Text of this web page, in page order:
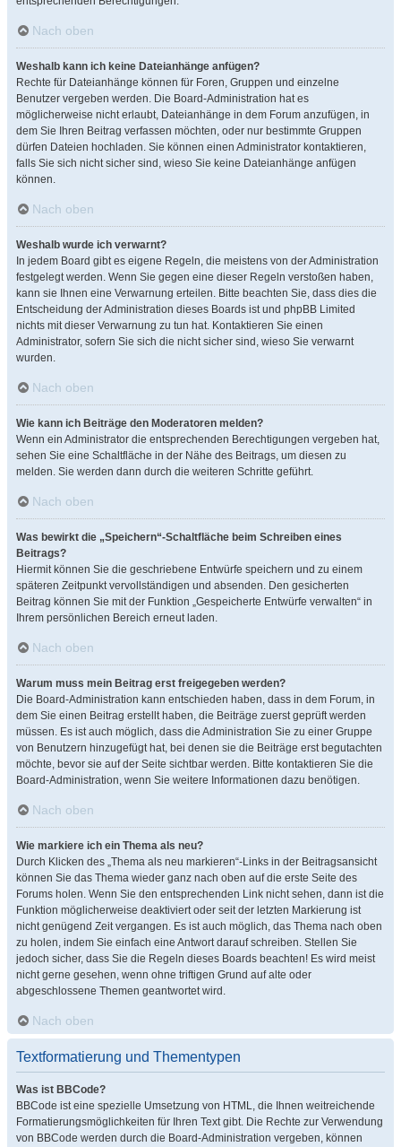
Nach oben
Weshalb kann ich keine Dateianhänge anfügen?
Rechte für Dateianhänge können für Foren, Gruppen und einzelne
Benutzer vergeben werden. Die Board-Administration hat es
möglicherweise nicht erlaubt, Dateianhänge in dem Forum anzufügen, in
dem Sie Ihren Beitrag verfassen möchten, oder nur bestimmte Gruppen
dürfen Dateien hochladen. Sie können einen Administrator kontaktieren,
falls Sie sich nicht sicher sind, wieso Sie keine Dateianhänge anfügen
können.
Nach oben
Weshalb wurde ich verwarnt?
In jedem Board gibt es eigene Regeln, die meistens von der Administration
festgelegt werden. Wenn Sie gegen eine dieser Regeln verstoßen haben,
kann sie Ihnen eine Verwarnung erteilen. Bitte beachten Sie, dass dies die
Entscheidung der Administration dieses Boards ist und phpBB Limited
nichts mit dieser Verwarnung zu tun hat. Kontaktieren Sie einen
Administrator, sofern Sie sich die nicht sicher sind, wieso Sie verwarnt
wurden.
Nach oben
Wie kann ich Beiträge den Moderatoren melden?
Wenn ein Administrator die entsprechenden Berechtigungen vergeben hat,
sehen Sie eine Schaltfläche in der Nähe des Beitrags, um diesen zu
melden. Sie werden dann durch die weiteren Schritte geführt.
Nach oben
Was bewirkt die „Speichern“-Schaltfläche beim Schreiben eines
Beitrags?
Hiermit können Sie die geschriebene Entwürfe speichern und zu einem
späteren Zeitpunkt vervollständigen und absenden. Den gesicherten
Beitrag können Sie mit der Funktion „Gespeicherte Entwürfe verwalten“ in
Ihrem persönlichen Bereich erneut laden.
Nach oben
Warum muss mein Beitrag erst freigegeben werden?
Die Board-Administration kann entschieden haben, dass in dem Forum, in
dem Sie einen Beitrag erstellt haben, die Beiträge zuerst geprüft werden
müssen. Es ist auch möglich, dass die Administration Sie zu einer Gruppe
von Benutzern hinzugefügt hat, bei denen sie die Beiträge erst begutachten
möchte, bevor sie auf der Seite sichtbar werden. Bitte kontaktieren Sie die
Board-Administration, wenn Sie weitere Informationen dazu benötigen.
Nach oben
Wie markiere ich ein Thema als neu?
Durch Klicken des „Thema als neu markieren“-Links in der Beitragsansicht
können Sie das Thema wieder ganz nach oben auf die erste Seite des
Forums holen. Wenn Sie den entsprechenden Link nicht sehen, dann ist die
Funktion möglicherweise deaktiviert oder seit der letzten Markierung ist
nicht genügend Zeit vergangen. Es ist auch möglich, das Thema nach oben
zu holen, indem Sie einfach eine Antwort darauf schreiben. Stellen Sie
jedoch sicher, dass Sie die Regeln dieses Boards beachten! Es wird meist
nicht gerne gesehen, wenn ohne triftigen Grund auf alte oder
abgeschlossene Themen geantwortet wird.
Nach oben
Textformatierung und Thementypen
Was ist BBCode?
BBCode ist eine spezielle Umsetzung von HTML, die Ihnen weitreichende
Formatierungsmöglichkeiten für Ihren Text gibt. Die Rechte zur Verwendung
von BBCode werden durch die Board-Administration vergeben, können